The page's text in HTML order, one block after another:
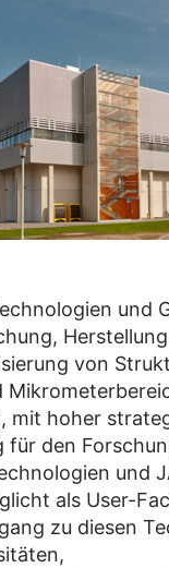
und
von
mit hoher
für den
und
als User-
zu diesen